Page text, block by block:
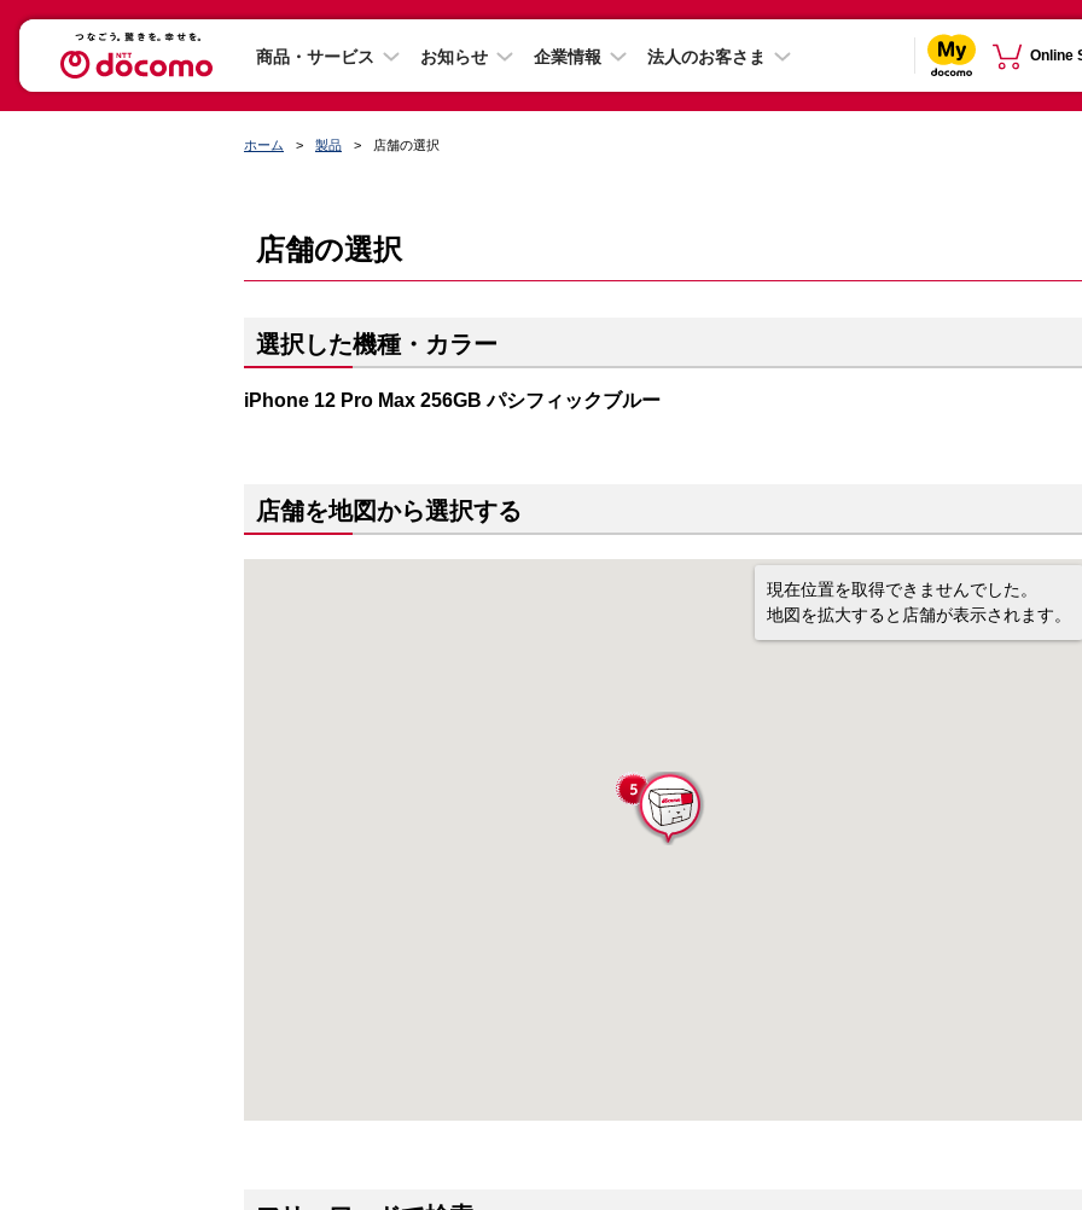
商品・サービス お知らせ 企業情報 法人のお客さま Online
ホーム 製品 店舗の選択
店舗の選択
選択した機種・カラー
iPhone 12 Pro Max 256GB パシフィックブルー
店舗を地図から選択する
現在位置を取得できませんでした。
地図を拡大すると店舗が表示されます。